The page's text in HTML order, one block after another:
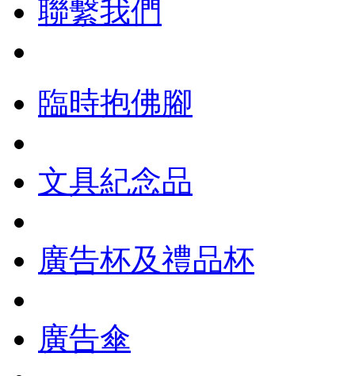
聯繫我們
臨時抱佛腳
文具紀念品
廣告杯及禮品杯
廣告傘